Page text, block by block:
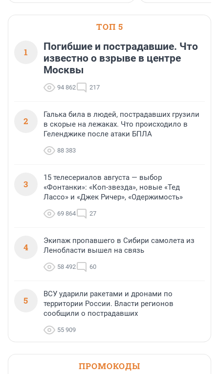
ТОП 5
1
Погибшие и пострадавшие. Что
известно о взрыве в центре
Москвы
94 862 217
2
Галька била в людей, пострадавших грузили
в скорые на лежаках. Что происходило в
Геленджике после атаки БПЛА
88 383
3
15 телесериалов августа — выбор
«Фонтанки»: «Коп-звезда», новые «Тед
Лассо» и «Джек Ричер», «Одержимость»
69 864 27
4
Экипаж пропавшего в Сибири самолета из
Ленобласти вышел на связь
58 492 60
5
ВСУ ударили ракетами и дронами по
территории России. Власти регионов
сообщили о пострадавших
55 909
ПРОМОКОДЫ